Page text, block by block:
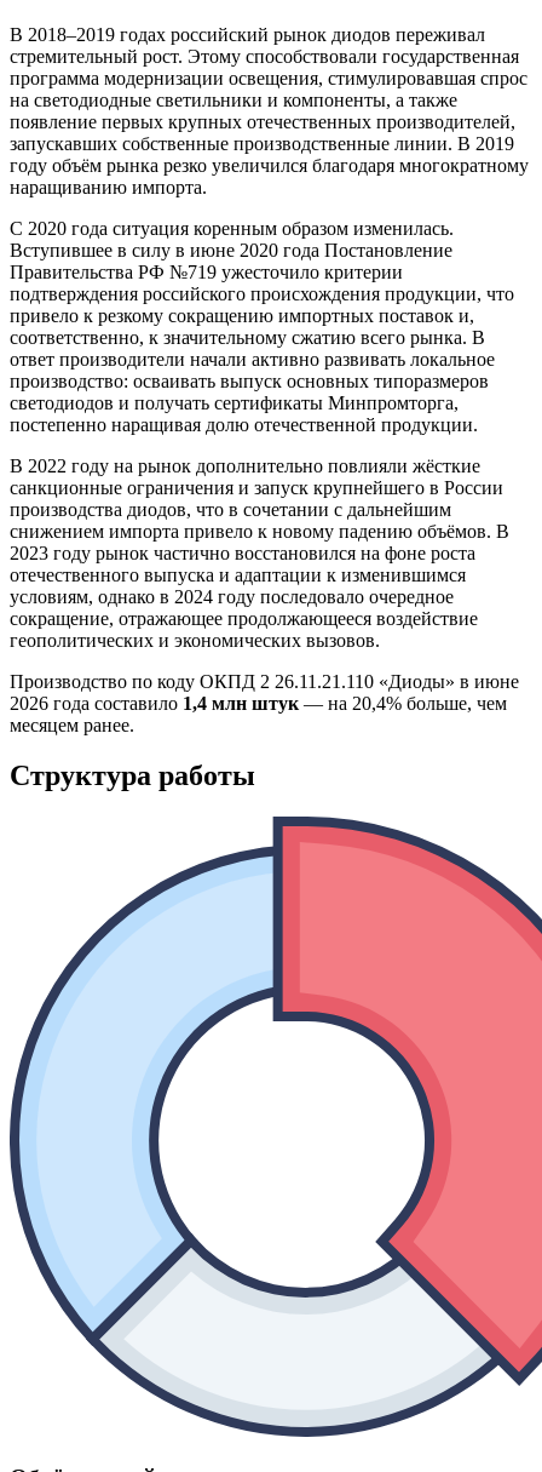
В 2018–2019 годах российский рынок диодов переживал
стремительный рост. Этому способствовали государственная
программа модернизации освещения, стимулировавшая спрос
на светодиодные светильники и компоненты, а также
появление первых крупных отечественных производителей,
запускавших собственные производственные линии. В 2019
году объём рынка резко увеличился благодаря многократному
наращиванию импорта.
С 2020 года ситуация коренным образом изменилась.
Вступившее в силу в июне 2020 года Постановление
Правительства РФ №719 ужесточило критерии
подтверждения российского происхождения продукции, что
привело к резкому сокращению импортных поставок и,
соответственно, к значительному сжатию всего рынка. В
ответ производители начали активно развивать локальное
производство: осваивать выпуск основных типоразмеров
светодиодов и получать сертификаты Минпромторга,
постепенно наращивая долю отечественной продукции.
В 2022 году на рынок дополнительно повлияли жёсткие
санкционные ограничения и запуск крупнейшего в России
производства диодов, что в сочетании с дальнейшим
снижением импорта привело к новому падению объёмов. В
2023 году рынок частично восстановился на фоне роста
отечественного выпуска и адаптации к изменившимся
условиям, однако в 2024 году последовало очередное
сокращение, отражающее продолжающееся воздействие
геополитических и экономических вызовов.
Производство по коду ОКПД 2 26.11.21.110 «Диоды» в июне
2026 года составило 1,4 млн штук — на 20,4% больше, чем
месяцем ранее.
Структура работы